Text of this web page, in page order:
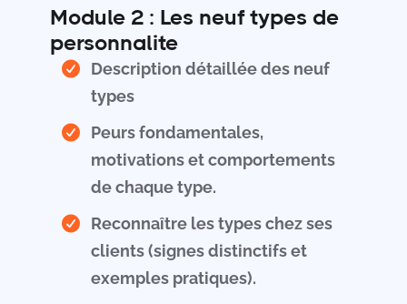
Module 2 : Les neuf types de
personnalite
Description détaillée des neuf
types
Peurs fondamentales,
motivations et comportements
de chaque type.
Reconnaître les types chez ses
clients (signes distinctifs et
exemples pratiques).